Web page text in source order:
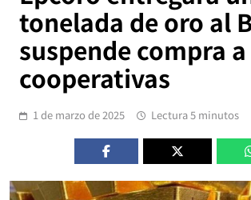
tonelada de oro al
suspende compra a
cooperativas
1 de marzo de 2025 Lectura 5 minutos